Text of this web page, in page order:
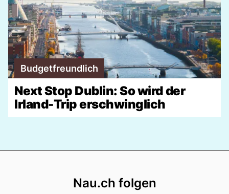
Budgetfreundlich
Next Stop Dublin: So wird der
Irland-Trip erschwinglich
Nau.ch folgen